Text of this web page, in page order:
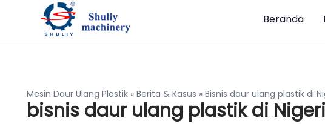
Beranda
Mesin Daur Ulang Plastik » Berita & Kasus » Bisnis daur ulang plastik di
bisnis daur ulang plastik di